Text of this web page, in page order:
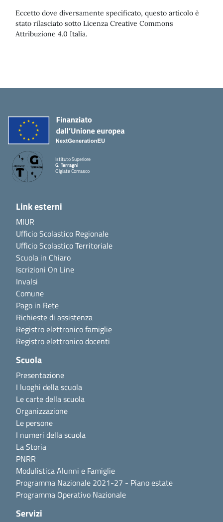
Eccetto dove diversamente specificato, questo articolo è
stato rilasciato sotto Licenza Creative Commons
Attribuzione 4.0 Italia.
Istituto Superiore
G. Terragni
Olgiate Comasco
Link esterni
MIUR
Ufficio Scolastico Regionale
Ufficio Scolastico Territoriale
Scuola in Chiaro
Iscrizioni On Line
Invalsi
Comune
Pago in Rete
Richieste di assistenza
Registro elettronico famiglie
Registro elettronico docenti
Scuola
Presentazione
I luoghi della scuola
Le carte della scuola
Organizzazione
Le persone
I numeri della scuola
La Storia
PNRR
Modulistica Alunni e Famiglie
Programma Nazionale 2021-27 - Piano estate
Programma Operativo Nazionale
Servizi